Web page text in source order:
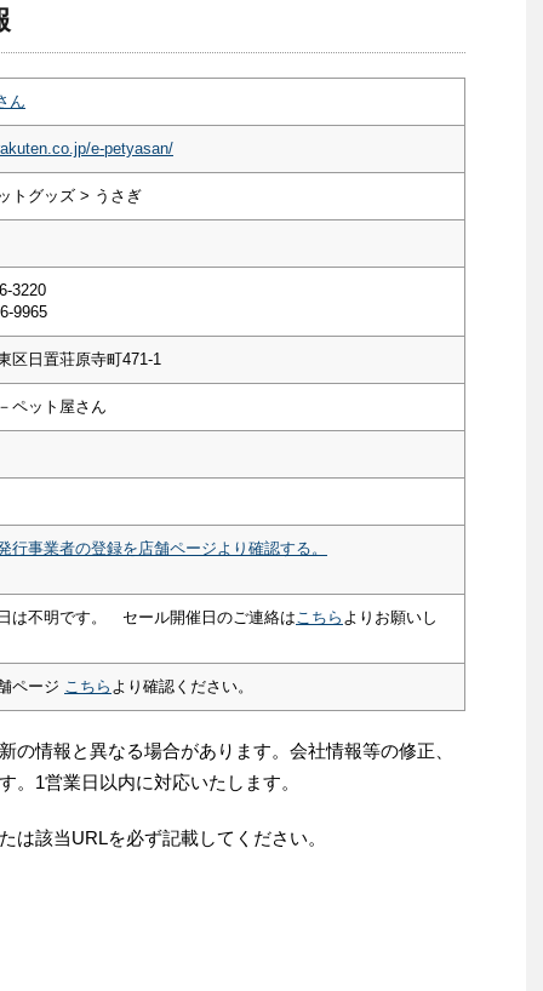
ん
e-petyasan/
トグッズ > うさぎ
3220
9965
区日置荘原寺町471-1
ペット屋さん
行事業者の登録を店舗ページより確認する。
は不明です。 セール開催日のご連絡は こちら よりお願いし
ページ こちら より確認ください。
の情報と異なる場合があります。会社情報等の修正、
。1営業日以内に対応いたします。
該当URLを必ず記載してください。